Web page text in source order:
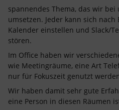
spannendes Thema, das wir
umsetzen. Jeder kann sich
Kalender einstellen und Slack/
stören.
Im Office haben wir
wie Meetingräume, eine Art
nur für Fokuszeit genutzt
Wir haben damit sehr gute
eine Person in diesen Räumen